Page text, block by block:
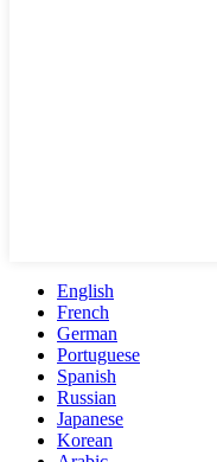
English
French
German
Portuguese
Spanish
Russian
Japanese
Korean